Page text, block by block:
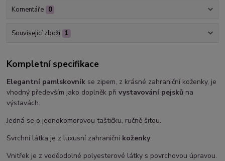
Komentáře 0
Související zboží 1
Kompletní specifikace
Elegantní pamlskovník se zipem, z krásné zahraniční koženky, je
vhodný především jako doplněk při vystavování pejsků na
výstavách.
Jedná se o jednokomorovou taštičku, ručně šitou.
Svrchní látka je z luxusní zahraničníkoženky.
Vnitřek je z voděodolné polyesterové látky s povrchovou úpravou.